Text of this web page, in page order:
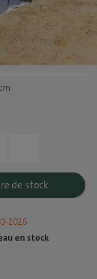
de stock
2026
en stock